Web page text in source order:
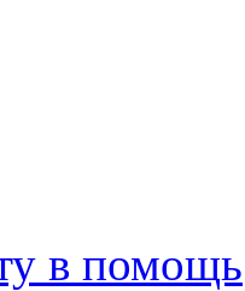
в помощь